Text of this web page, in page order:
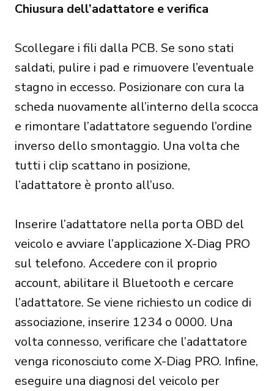
Chiusura dell’adattatore e verifica
Scollegare i fili dalla PCB. Se sono stati
saldati, pulire i pad e rimuovere l’eventuale
stagno in eccesso. Posizionare con cura la
scheda nuovamente all’interno della scocca
e rimontare l’adattatore seguendo l’ordine
inverso dello smontaggio. Una volta che
tutti i clip scattano in posizione,
l’adattatore è pronto all’uso.
Inserire l’adattatore nella porta OBD del
veicolo e avviare l’applicazione X-Diag PRO
sul telefono. Accedere con il proprio
account, abilitare il Bluetooth e cercare
l’adattatore. Se viene richiesto un codice di
associazione, inserire 1234 o 0000. Una
volta connesso, verificare che l’adattatore
venga riconosciuto come X-Diag PRO. Infine,
eseguire una diagnosi del veicolo per